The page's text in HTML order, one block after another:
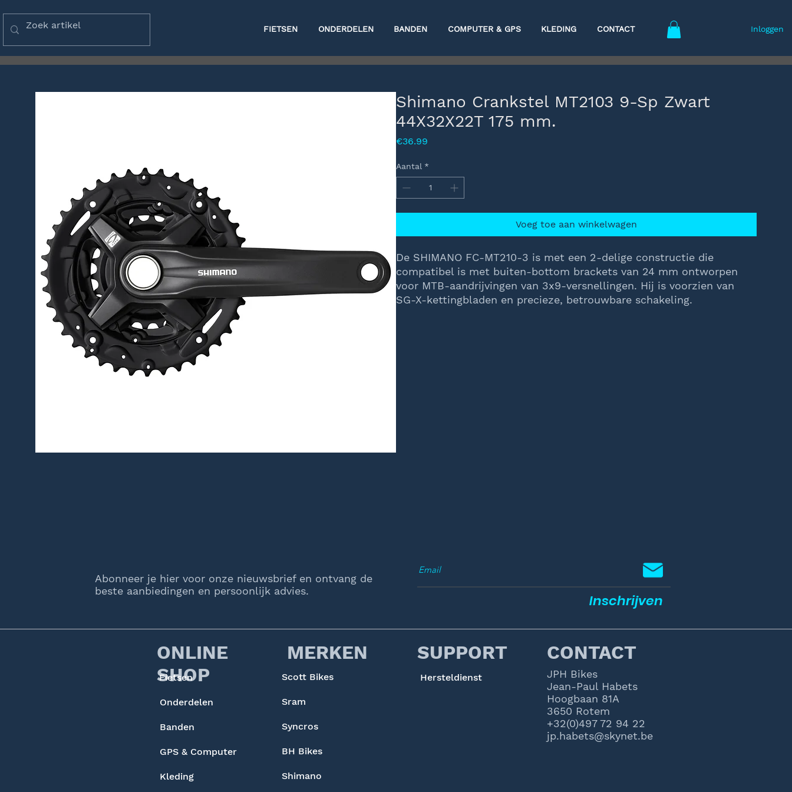
BANDEN
FIETSEN COMPUTER & GPS
ONDERDELEN KLEDING CONTACT Inloggen
Shimano Crankstel MT2103 9-Sp Zwart
44X32X22T 175 mm.
€36.99
Aantal *
Voeg toe aan winkelwagen
De SHIMANO FC-MT210-3 is met een 2-delige constructie die
compatibel is met buiten-bottom brackets van 24 mm ontworpen
voor MTB-aandrijvingen van 3x9-versnellingen. Hij is voorzien van
SG-X-kettingbladen en precieze, betrouwbare schakeling.
Abonneer je hier voor onze nieuwsbrief en ontvang de
beste aanbiedingen en persoonlijk advies.
ONLINE
SHOP
MERKEN SUPPORT CONTACT
Fietsen
Onderdelen
Banden
GPS & Computer
Kleding
Scott Bikes
JPH Bikes
Jean-Paul Habets
Hoogbaan 81A
3650 Rotem
+32(0)497 72 94 22
jp.habets@skynet.be
Hersteldienst
Sram
Syncros
BH Bikes
Shimano
Inschrijven